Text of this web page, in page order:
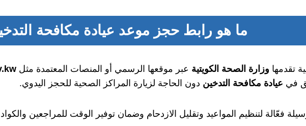
ما هو رابط حجز موعد عيادة مكافحة
تقدمها وزارة الصحة الكويتية عبر موقعها الرسمي أو المنصات المعتمدة مثل
في عيادة مكافحة التدخين دون الحاجة لزيارة المراكز الصحية للحجز اليدوي.
فعّالة لتنظيم المواعيد وتقليل الازدحام وضمان توفير الوقت للمراجعين